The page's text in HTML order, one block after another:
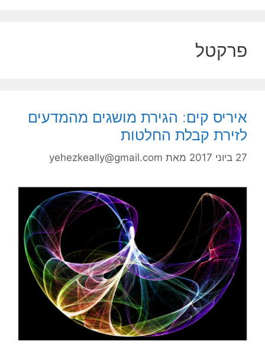
פרקטל
איריס קים: הגירת מושגים מהמדעים
לזירת קבלת החלטות
27 ביוני 2017 מאת yehezkeally@gmail.com